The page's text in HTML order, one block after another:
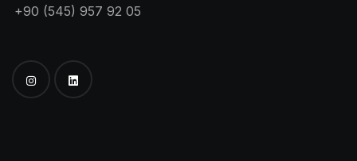
+90 (545) 957 92 05